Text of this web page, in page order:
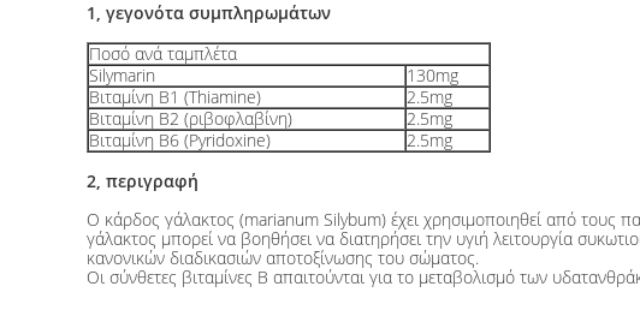
1, γεγονότα συμπληρωμάτων
Ποσό ανά ταμπλέτα
Silymarin
130mg
Βιταμίνη B1 (Thiamine)
2.5mg
Βιταμίνη B2 (ριβοφλαβίνη)
2.5mg
Βιταμίνη B6 (Pyridoxine)
2.5mg
2, περιγραφή
Ο κάρδος γάλακτος (marianum Silybum) έχει χρησιμοποιηθεί από τους
γάλακτος μπορεί να βοηθήσει να διατηρήσει την υγιή λειτουργία
κανονικών διαδικασιών αποτοξίνωσης του σώματος.
Οι σύνθετες βιταμίνες Β απαιτούνται για το μεταβολισμό των